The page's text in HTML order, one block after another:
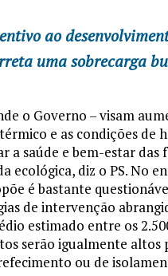
ao
uma sobrecarga
o Governo – visam
e as condições de
a saúde e bem-estar
ecológica, diz o PS. No
é bastante
de intervenção
estimado entre os
serão igualmente
ou de